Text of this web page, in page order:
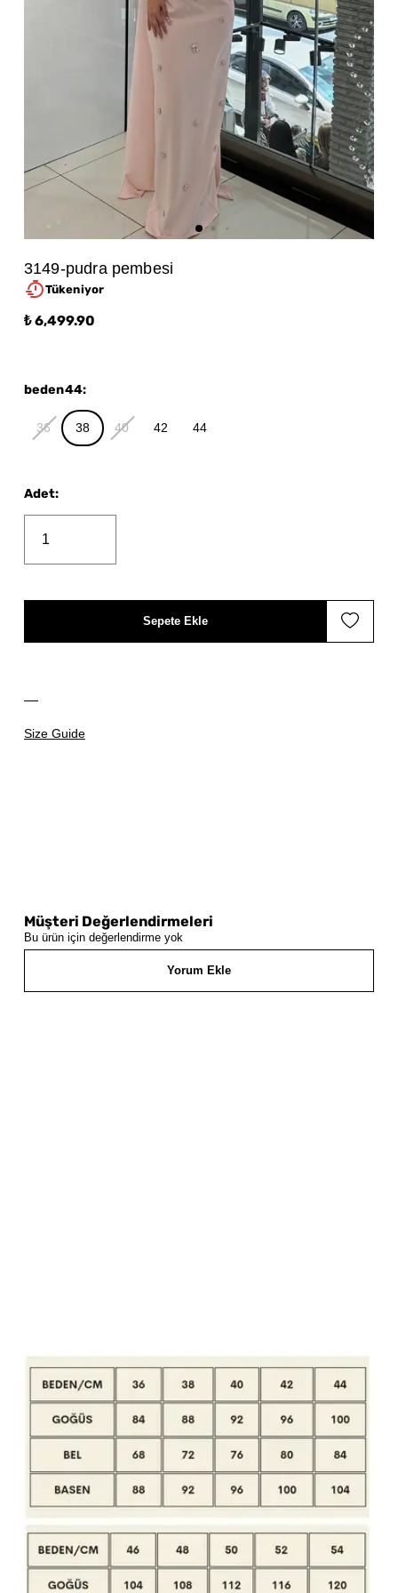
3149-pudra pembesi
Tükeniyor
₺ 6,499.90
Size Guide
beden44:
36 38 40 42 44
Adet:
Sepete Ekle
Müşteri Değerlendirmeleri
Bu ürün için değerlendirme yok
Yorum Ekle